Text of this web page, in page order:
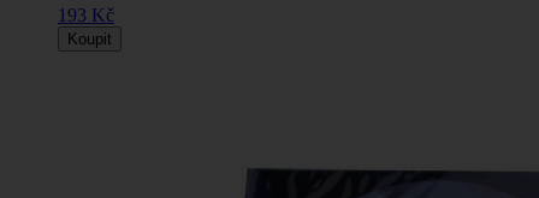
193 Kč
Koupit